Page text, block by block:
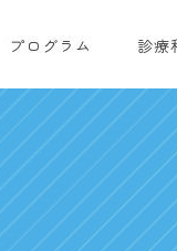
プログラム 診療